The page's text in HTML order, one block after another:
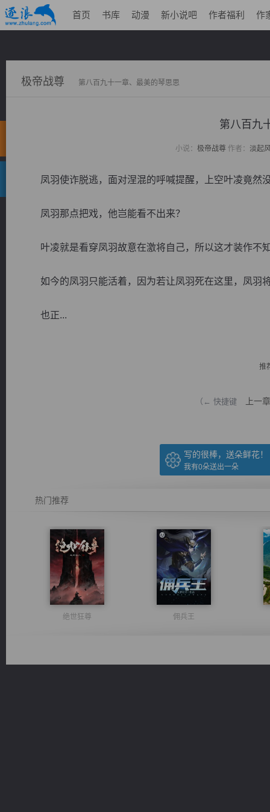
首页 书库 动漫 新小说吧 作者福利 作
极帝战尊 第八百九十一章、最美的琴思思
第八百九
小说： 极帝战尊作者： 淡起
凤羽使诈脱逃，面对涅混的呼喊提醒，上空叶凌竟然
凤羽那点把戏，他岂能看不出来？
叶凌就是看穿凤羽故意在激将自己，所以这才装作不
如今的凤羽只能活着，因为若让凤羽死在这里，凤羽
也正...
推
（← 快捷键 上一章
写的很棒，送朵鲜花！
我有0朵送出一朵
热门推荐
绝世狂尊 佣兵王